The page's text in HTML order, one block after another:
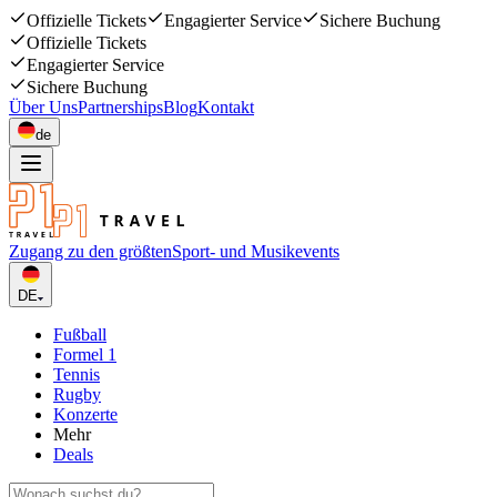
Offizielle Tickets Engagierter Service
Sichere Buchung
Offizielle Tickets
Engagierter Service
Sichere Buchung
Über UnsPartnershipsBlogKontakt
de
Zugang zu den größtenSport- und Musikevents
DE
Fußball
Formel 1
Tennis
Rugby
Konzerte
Mehr
Deals